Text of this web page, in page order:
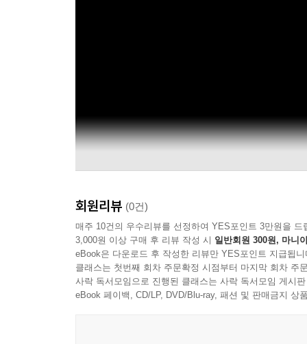
회원리뷰 (0건)
매주 10건의 우수리뷰를 선정하여 YES포인트 3만원을 드
3,000원 이상 구매 후 리뷰 작성 시 일반회원 300원, 마니
eBook은 다운로드 후 작성한 리뷰만 YES포인트 지급됩니
클래스는 첫번째 회차 주문확정 시점부터 마지막 회차 주
사락 독서모임으로 진행된 클래스는 사락 독서모임 게시
eBook 페이백, CD/LP, DVD/Blu-ray, 패션 및 판매금지 상